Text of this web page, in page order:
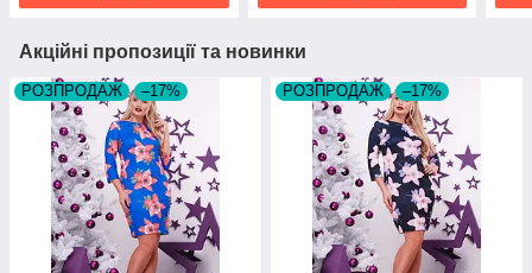
Акційні пропозиції та новинки
РОЗПРОДАЖ –17% РОЗПРОДАЖ –17%